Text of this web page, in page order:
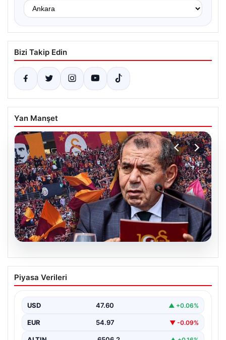
Bizi Takip Edin
Yan Manşet
03.08.2026
Galatasaray taraftarından Rennes maçı
öncesi protesto! “Dursun Özbek,
{"title": "Galatasaray Taraftarlarından Rennes Maçı
Neredeyse?'", "content": "Galatasaray…
Piyasa Verileri
USD 47.60 ▲ +0.06%
EUR 54.97 ▼ -0.09%